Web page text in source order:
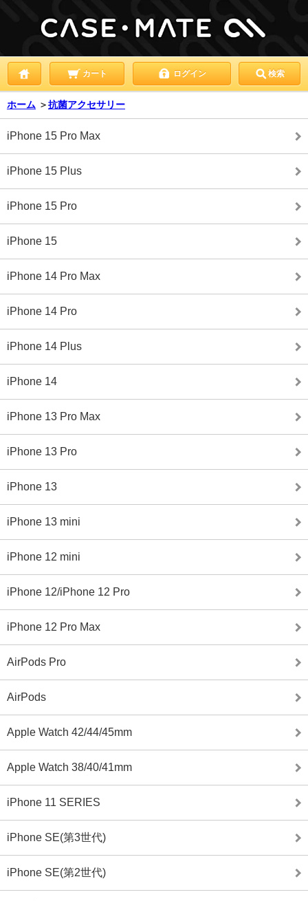
カート ログイン 検索
ホーム ＞抗菌アクセサリー
iPhone 15 Pro Max
iPhone 15 Plus
iPhone 15 Pro
iPhone 15
iPhone 14 Pro Max
iPhone 14 Pro
iPhone 14 Plus
iPhone 14
iPhone 13 Pro Max
iPhone 13 Pro
iPhone 13
iPhone 13 mini
iPhone 12 mini
iPhone 12/iPhone 12 Pro
iPhone 12 Pro Max
AirPods Pro
AirPods
Apple Watch 42/44/45mm
Apple Watch 38/40/41mm
iPhone 11 SERIES
iPhone SE(第3世代)
iPhone SE(第2世代)